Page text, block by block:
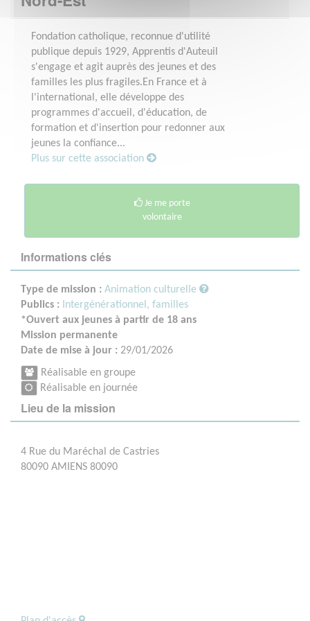
Fondation catholique, reconnue d'utilité
publique depuis 1929, Apprentis d'Auteuil
s'engage et agit auprès des jeunes et des
familles les plus fragiles.En France et à
l'international, elle développe des
programmes d'accueil, d'éducation, de
formation et d'insertion pour redonner aux
jeunes la confiance...
Plus sur cette association
Je me porte
volontaire
Informations clés
Type de mission : Animation culturelle
Publics : Intergénérationnel, familles
*Ouvert aux jeunes à partir de 18 ans
Mission permanente
Date de mise à jour : 29/01/2026
Réalisable en groupe
Réalisable en journée
Lieu de la mission
4 Rue du Maréchal de Castries
80090 AMIENS 80090